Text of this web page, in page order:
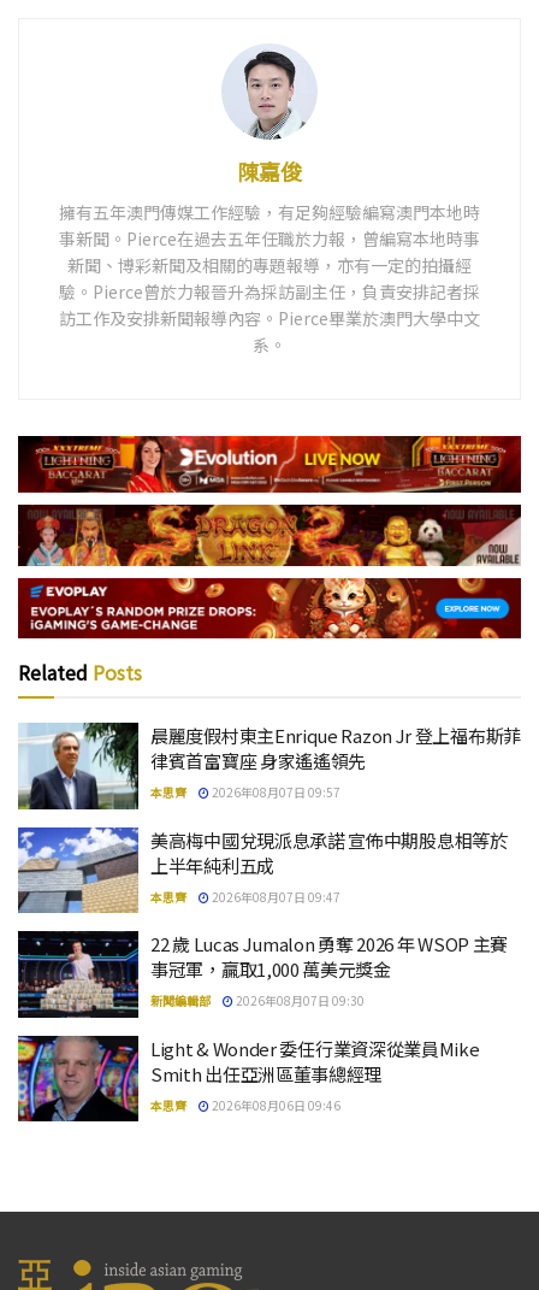
陳嘉俊
擁有五年澳門傳媒工作經驗，有足夠經驗編寫澳門本地時
事新聞。Pierce在過去五年任職於力報，曾編寫本地時事
新聞、博彩新聞及相關的專題報導，亦有一定的拍攝經
驗。Pierce曾於力報晉升為採訪副主任，負責安排記者採
訪工作及安排新聞報導內容。Pierce畢業於澳門大學中文
系。
Related Posts
晨麗度假村東主Enrique Razon Jr 登上福布斯菲
律賓首富寶座 身家遙遙領先
本思齊 2026年08月07日 09:57
美高梅中國兌現派息承諾 宣佈中期股息相等於
上半年純利五成
本思齊 2026年08月07日 09:47
22 歲 Lucas Jumalon 勇奪 2026 年 WSOP 主賽
事冠軍，贏取1,000 萬美元獎金
新聞編輯部 2026年08月07日 09:30
Light & Wonder 委任行業資深從業員Mike
Smith 出任亞洲區董事總經理
本思齊 2026年08月06日 09:46